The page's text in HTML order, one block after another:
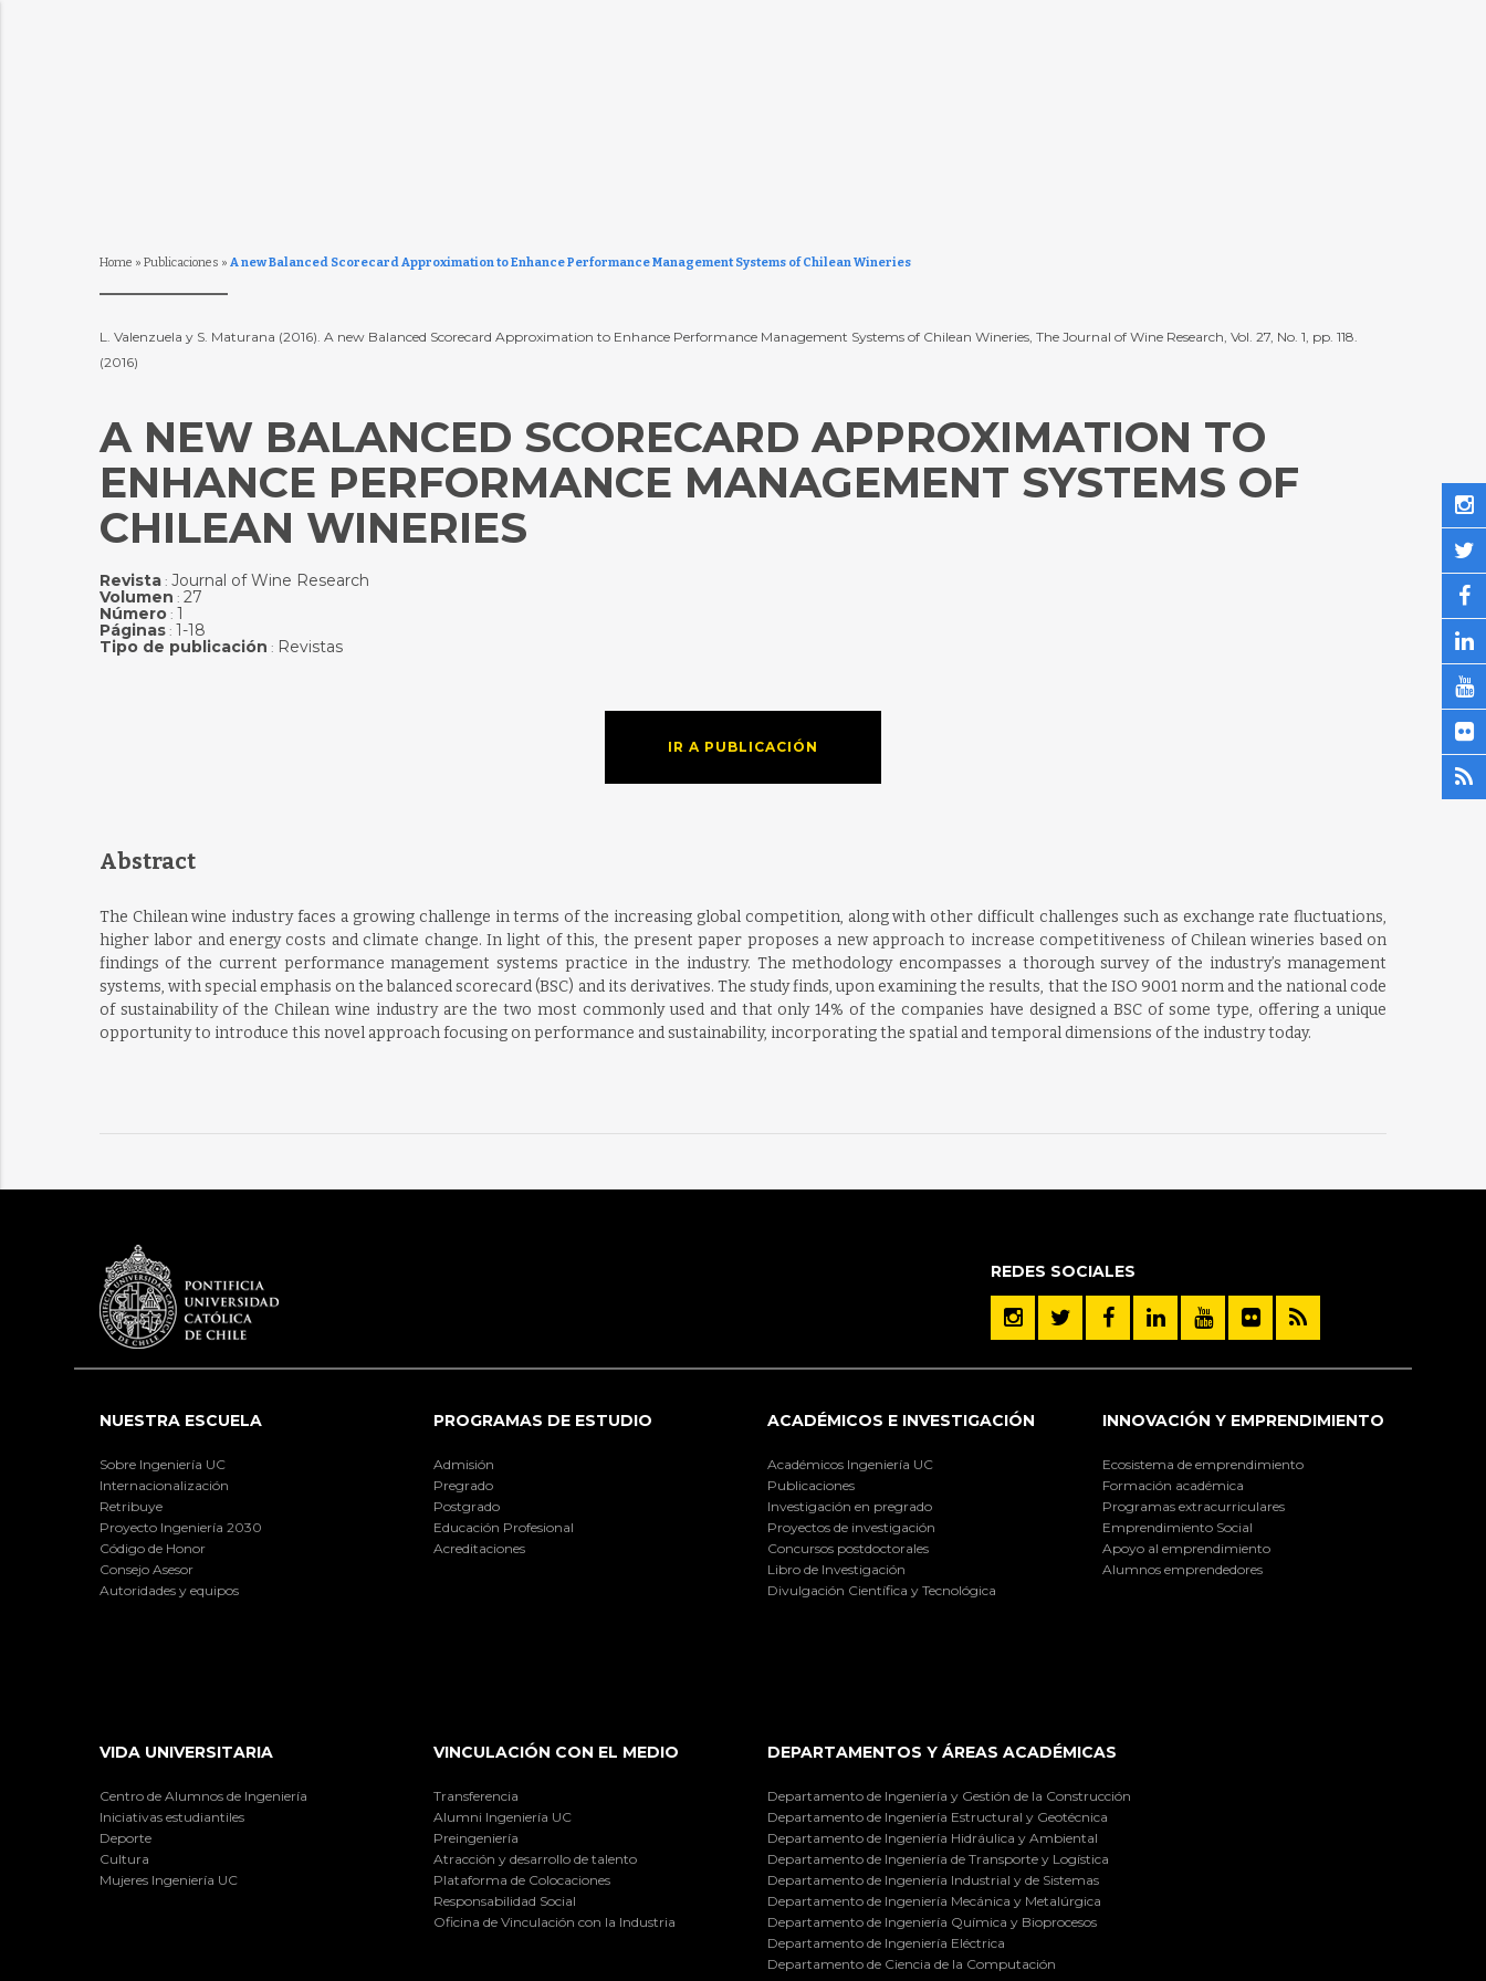
Home » Publicaciones » A new Balanced Scorecard Approximation to Enhance Performance Management Systems of Chilean Wineries
L. Valenzuela y S. Maturana (2016). A new Balanced Scorecard Approximation to Enhance Performance Management Systems of Chilean Wineries, The Journal of Wine Research, Vol. 27, No. 1, pp. 118.
(2016)
A NEW BALANCED SCORECARD APPROXIMATION TO
ENHANCE PERFORMANCE MANAGEMENT SYSTEMS OF
CHILEAN WINERIES
Revista: Journal of Wine Research
Volumen : 27
Número: 1
Páginas: 1-18
Tipo de publicación : Revistas
IR A PUBLICACIÓN
Abstract
The Chilean wine industry faces a growing challenge in terms of the increasing global competition, along with other difficult challenges such as exchange rate fluctuations,
higher labor and energy costs and climate change. In light of this, the present paper proposes a new approach to increase competitiveness of Chilean wineries based on
findings of the current performance management systems practice in the industry. The methodology encompasses a thorough survey of the industry’s management
systems, with special emphasis on the balanced scorecard (BSC) and its derivatives. The study finds, upon examining the results, that the ISO 9001 norm and the national code
of sustainability of the Chilean wine industry are the two most commonly used and that only 14% of the companies have designed a BSC of some type, offering a unique
opportunity to introduce this novel approach focusing on performance and sustainability, incorporating the spatial and temporal dimensions of the industry today.
REDES SOCIALES
NUESTRA ESCUELA
Sobre Ingeniería UC
Internacionalización
Retribuye
Proyecto Ingeniería 2030
Código de Honor
Consejo Asesor
Autoridades y equipos
PROGRAMAS DE ESTUDIO
Admisión
Pregrado
Postgrado
Educación Profesional
Acreditaciones
ACADÉMICOS E INVESTIGACIÓN
Académicos Ingeniería UC
Publicaciones
Investigación en pregrado
Proyectos de investigación
Concursos postdoctorales
Libro de Investigación
Divulgación Científica y Tecnológica
INNOVACIÓN Y EMPRENDIMIENTO
Ecosistema de emprendimiento
Formación académica
Programas extracurriculares
Emprendimiento Social
Apoyo al emprendimiento
Alumnos emprendedores
VIDA UNIVERSITARIA
Centro de Alumnos de Ingeniería
Iniciativas estudiantiles
Deporte
Cultura
Mujeres Ingeniería UC
VINCULACIÓN CON EL MEDIO
Transferencia
Alumni Ingeniería UC
Preingeniería
Atracción y desarrollo de talento
Plataforma de Colocaciones
Responsabilidad Social
Oficina de Vinculación con la Industria
DEPARTAMENTOS Y ÁREAS ACADÉMICAS
Departamento de Ingeniería y Gestión de la Construcción
Departamento de Ingeniería Estructural y Geotécnica
Departamento de Ingeniería Hidráulica y Ambiental
Departamento de Ingeniería de Transporte y Logística
Departamento de Ingeniería Industrial y de Sistemas
Departamento de Ingeniería Mecánica y Metalúrgica
Departamento de Ingeniería Química y Bioprocesos
Departamento de Ingeniería Eléctrica
Departamento de Ciencia de la Computación